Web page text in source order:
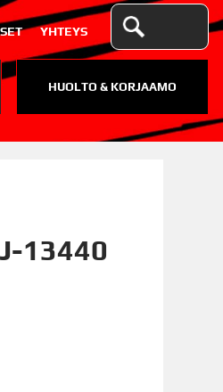
YHTEYS
HUOLTO & KORJAAMO
13440